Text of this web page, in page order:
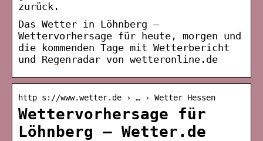
zurück.
Das Wetter in Löhnberg –
Wettervorhersage für heute, morgen und
die kommenden Tage mit Wetterbericht
und Regenradar von wetteronline.de
http s://www.wetter.de › … › Wetter Hessen
Wettervorhersage für
Löhnberg – Wetter.de